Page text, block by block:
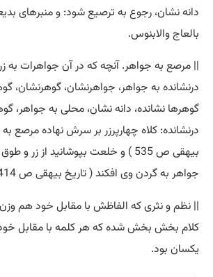
دانه نشان، رجوع به ترصیع شود: و منبرهای
بالعاج والابنوس.
|| مرصع به جواهر. آنچه که در آن جواهرات به
درنشانده به جواهر، جواهرنشان، گوهرنشان،
گوهرها نشانده، دانه نشان، محلی به جواهر،
درنشانده: کلاه چهارپرزر بر سرش نهاده مرصع
بیهقی ص 535 ) و خلعت بپوشانید از زر
جواهر به گردن وی افکند ( تاریخ بیهقی ص 414 ).
|| نظم و نثری که الفاظش با مقابل خود هم
کلام بخش بخش شده که هر کلمه با مقابل
یکسان بود.